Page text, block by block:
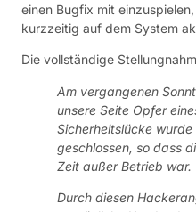
einen Bugfix mit
kurzzeitig auf dem System
Die vollständige
Am vergangenen
unsere Seite Opfer
Sicherheitslücke
geschlossen, so dass
Zeit außer Betrieb war.
Durch diesen